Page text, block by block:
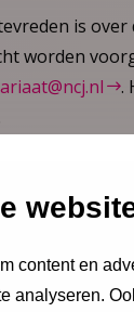
content en
analyseren.
is
worden
.
de klager
een